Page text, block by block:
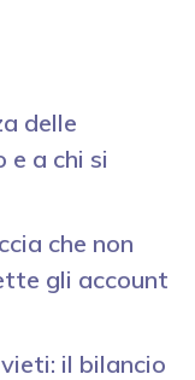
delle
a chi si
che non
gli account
il bilancio